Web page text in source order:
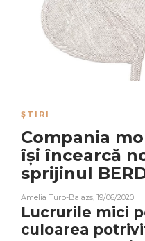
ȘTIRI
Compania
își încearcă
sprijinul
Amelia Turp-Balazs, 19/06/2020
Lucrurile mici
culoarea